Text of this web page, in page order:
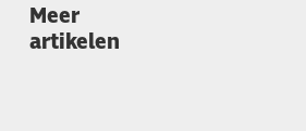
Meer
artikelen